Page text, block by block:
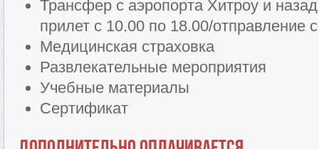
Трансфер с аэропорта Хитроу и
прилет с 10.00 по 18.00/отправление
Медицинская страховка
Развлекательные мероприятия
Учебные материалы
Сертификат